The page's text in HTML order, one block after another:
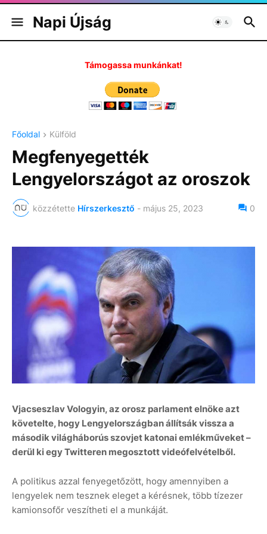
Napi Újság
Támogassa munkánkat!
Főoldal Külföld
Megfenyegették
Lengyelországot az oroszok
közzétette Hírszerkesztő - május 25, 2023 0
Vjacseszlav Vologyin, az orosz parlament elnöke azt
követelte, hogy Lengyelországban állítsák vissza a
második világháborús szovjet katonai emlékműveket –
derül ki egy Twitteren megosztott videófelvételből.
A politikus azzal fenyegetőzött, hogy amennyiben a
lengyelek nem tesznek eleget a kérésnek, több tízezer
kamionsofőr veszítheti el a munkáját.